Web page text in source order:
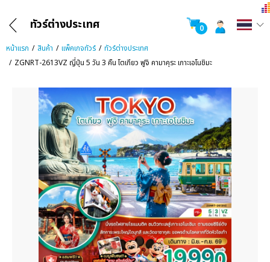
ทัวร์ต่างประเทศ
0
หน้าแรก
สินค้า แพ็คเกจทัวร์
ทัวร์ต่างประเทศ
ZGNRT-2613VZ ญี่ปุ่น 5 วัน 3 คืน โตเกียว ฟูจิ คามาคุระ เกาะเอโนชิมะ